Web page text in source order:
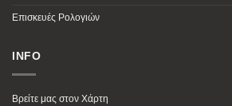
Επισκευές Ρολογιών
INFO
Βρείτε μας στον Χάρτη